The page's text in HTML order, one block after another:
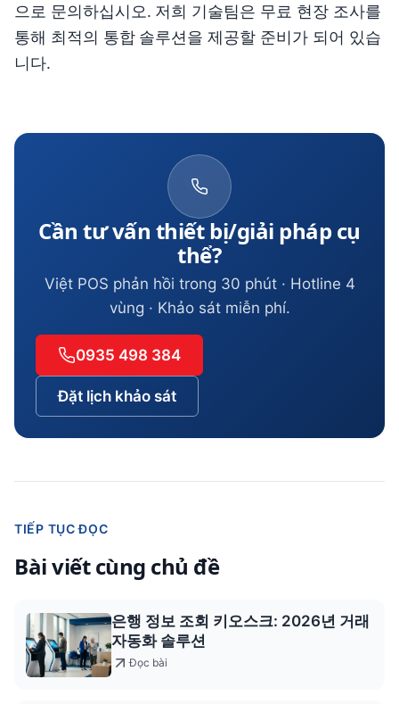
으로 문의하십시오. 저희 기술팀은 무료 현장 조사를
통해 최적의 통합 솔루션을 제공할 준비가 되어 있습
니다.
Cần tư vấn thiết bị/giải pháp cụ
thể?
Việt POS phản hồi trong 30 phút · Hotline 4
vùng · Khảo sát miễn phí.
0935 498 384
Đặt lịch khảo sát
TIẾP TỤC ĐỌC
Bài viết cùng chủ đề
은행 정보 조회 키오스크: 2026년 거래
자동화 솔루션
Đọc bài